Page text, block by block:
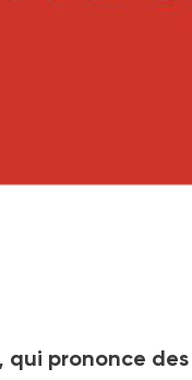
qui prononce